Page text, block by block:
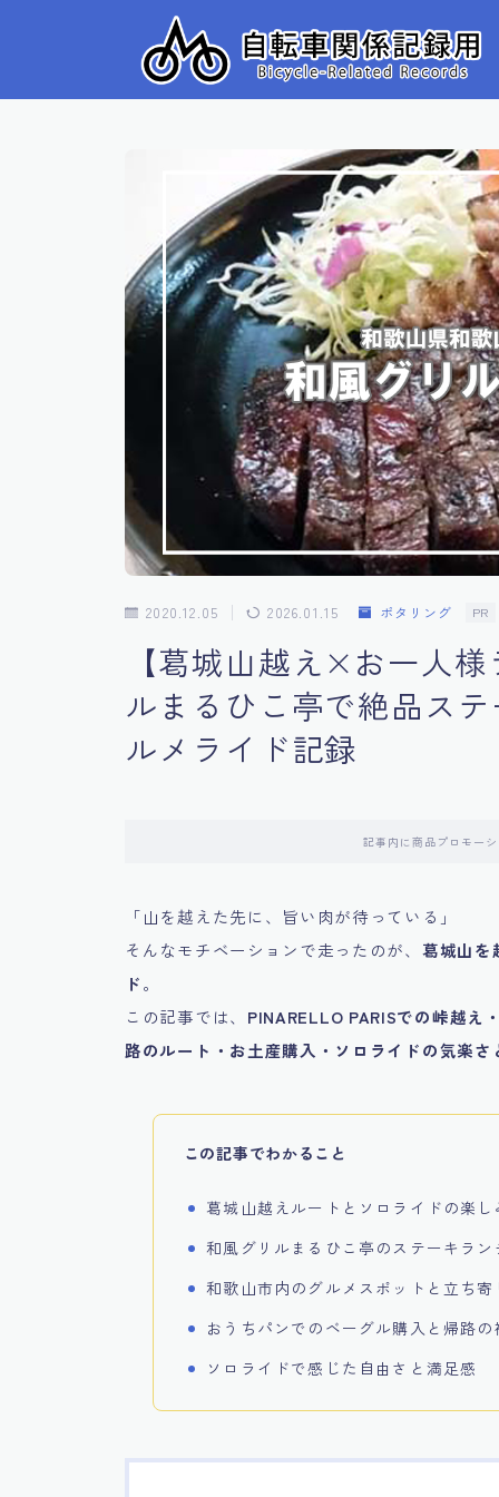
2020.12.05 2026.01.15 ポタリング PR
【葛城山越え×お一人
ルまるひこ亭で絶品ス
ルメライド記録
記事内に商品プロモー
「山を越えた先に、旨い肉が待っている」
そんなモチベーションで走ったのが、 葛城山を
ド。
この記事では、 PINARELLO PARISでの峠越え
路のルート・お土産購入・ソロライドの気楽さ
この記事でわかること
葛城山越えルートとソロライドの楽し
和風グリルまるひこ亭のステーキラ
和歌山市内のグルメスポットと立ち寄
おうちパンでのベーグル購入と帰路の
ソロライドで感じた自由さと満足感